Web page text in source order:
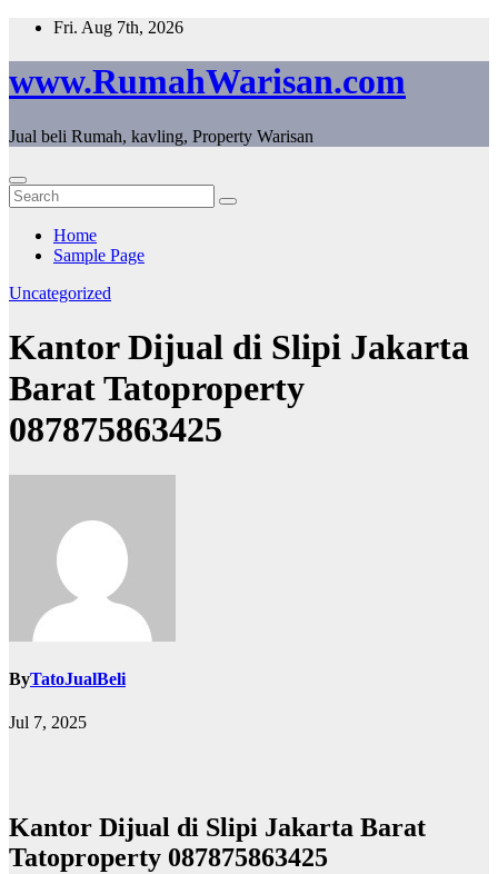
Skip
content
Fri. Aug 7th, 2026
www.RumahWarisan.com
Jual beli Rumah, kavling, Property Warisan
Home
Sample Page
Uncategorized
Kantor Dijual di Slipi Jakarta
Barat Tatoproperty
087875863425
ByTatoJualBeli
Jul 7, 2025
Kantor Dijual di Slipi Jakarta Barat
Tatoproperty 087875863425